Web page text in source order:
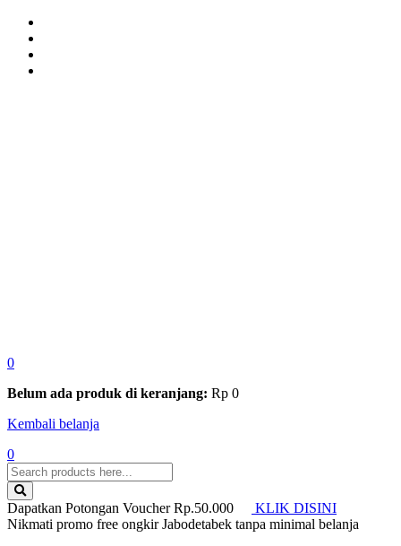
0
Belum ada produk di keranjang: Rp 0
Kembali belanja
0
Dapatkan Potongan Voucher Rp.50.000
KLIK DISINI
Nikmati promo free ongkir Jabodetabek tanpa minimal belanja